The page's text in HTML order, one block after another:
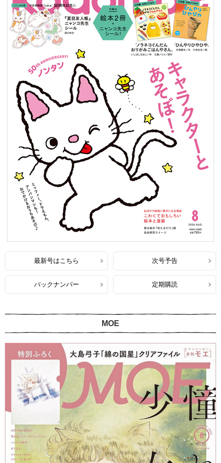
最新号はこちら 次号予告
バックナンバー 定期購読
MOE